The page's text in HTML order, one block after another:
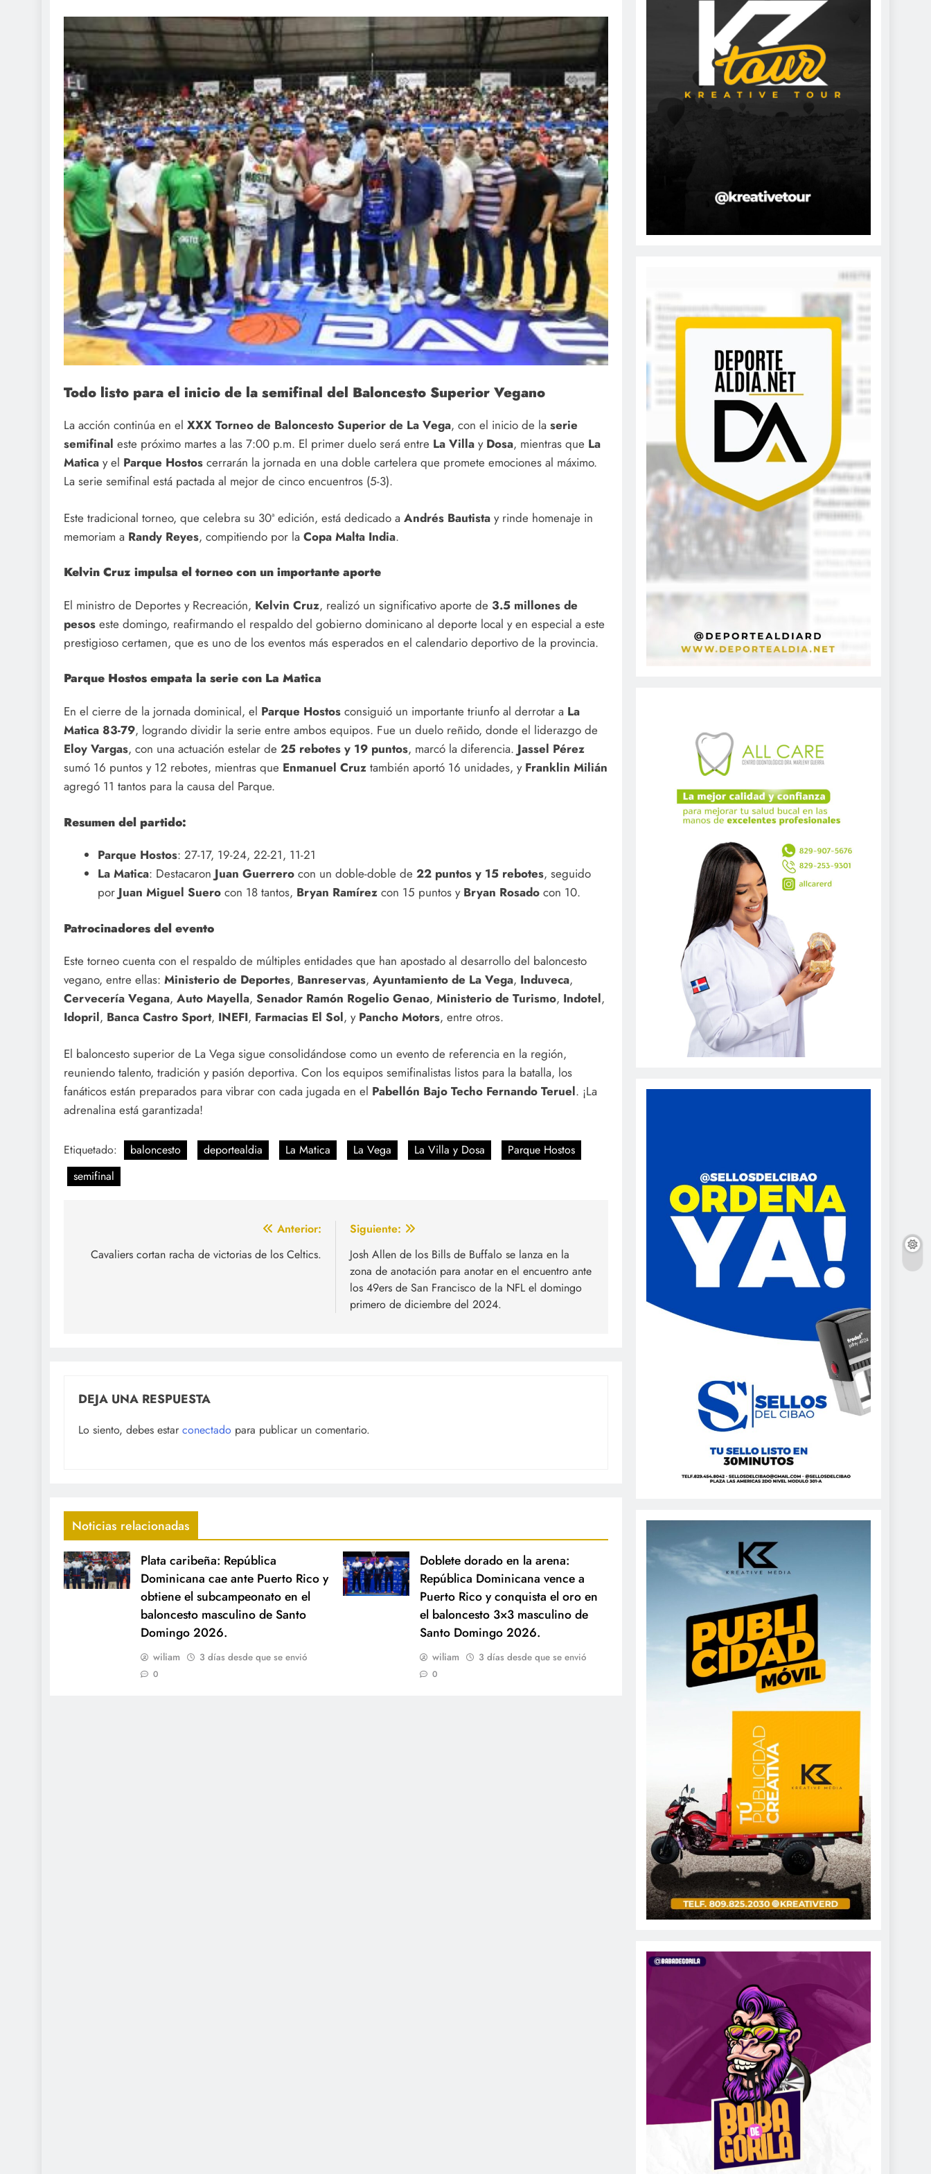
Todo listo para el inicio de la semifinal del Baloncesto Superior Vegano
La acción continúa en el XXX Torneo de Baloncesto Superior de La Vega, con el inicio de la serie
semifinal este próximo martes a las 7:00 p.m. El primer duelo será entre La Villa y Dosa, mientras que La
Matica y el Parque Hostos cerrarán la jornada en una doble cartelera que promete emociones al máximo.
La serie semifinal está pactada al mejor de cinco encuentros (5-3).
Este tradicional torneo, que celebra su 30ª edición, está dedicado a Andrés Bautista y rinde homenaje in
memoriam a Randy Reyes, compitiendo por la Copa Malta India.
Kelvin Cruz impulsa el torneo con un importante aporte
El ministro de Deportes y Recreación, Kelvin Cruz, realizó un significativo aporte de 3.5 millones de
pesos este domingo, reafirmando el respaldo del gobierno dominicano al deporte local y en especial a este
prestigioso certamen, que es uno de los eventos más esperados en el calendario deportivo de la provincia.
Parque Hostos empata la serie con La Matica
En el cierre de la jornada dominical, el Parque Hostos consiguió un importante triunfo al derrotar a La
Matica 83-79, logrando dividir la serie entre ambos equipos. Fue un duelo reñido, donde el liderazgo de
Eloy Vargas, con una actuación estelar de 25 rebotes y 19 puntos, marcó la diferencia. Jassel Pérez
sumó 16 puntos y 12 rebotes, mientras que Enmanuel Cruz también aportó 16 unidades, y Franklin Milián
agregó 11 tantos para la causa del Parque.
Resumen del partido:
Parque Hostos: 27-17, 19-24, 22-21, 11-21
La Matica: Destacaron Juan Guerrerocon un doble-doble de 22 puntos y 15 rebotes, seguido
por Juan Miguel Suerocon 18 tantos, Bryan Ramírezcon 15 puntos y Bryan Rosadocon 10.
Patrocinadores del evento
Este torneo cuenta con el respaldo de múltiples entidades que han apostado al desarrollo del baloncesto
vegano, entre ellas: Ministerio de Deportes, Banreservas, Ayuntamiento de La Vega, Induveca,
Cervecería Vegana, Auto Mayella, Senador Ramón Rogelio Genao, Ministerio de Turismo, Indotel,
Idopril, Banca Castro Sport, INEFI, Farmacias El Sol, y Pancho Motors, entre otros.
El baloncesto superior de La Vega sigue consolidándose como un evento de referencia en la región,
reuniendo talento, tradición y pasión deportiva. Con los equipos semifinalistas listos para la batalla, los
fanáticos están preparados para vibrar con cada jugada en el Pabellón Bajo Techo Fernando Teruel. ¡La
adrenalina está garantizada!
Etiquetado: baloncesto deportealdia La Matica La Vega La Villa y Dosa
Parque Hostos
semifinal
de
Anterior:
Cavaliers cortan racha de victorias de los Celtics.
Siguiente:
Josh Allen de los Bills de Buffalo se lanza en la
zona de anotación para anotar en el encuentro ante
los 49ers de San Francisco de la NFL el domingo
primero de diciembre del 2024.
DEJA UNA RESPUESTA
Lo siento, debes estar conectado para publicar un comentario.
Noticias relacionadas
Plata caribeña: República
Dominicana cae ante Puerto Rico y
obtiene el subcampeonato en el
baloncesto masculino de Santo
Domingo 2026.
wiliam 3 días desde que se envió
0
Doblete dorado en la arena:
República Dominicana vence a
Puerto Rico y conquista el oro en
el baloncesto 3×3 masculino de
Santo Domingo 2026.
wiliam 3 días desde que se envió
0